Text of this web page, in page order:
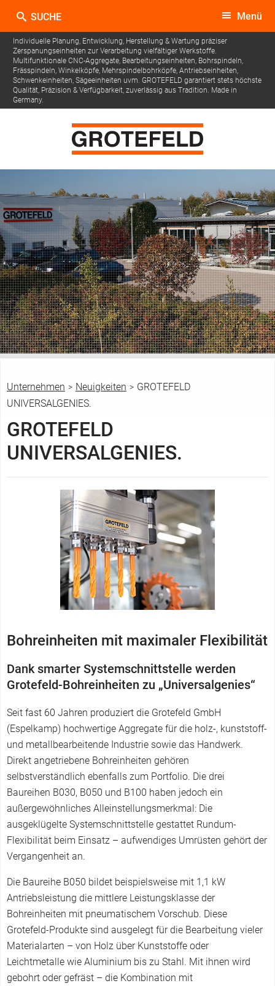
Menü
Individuelle Planung, Entwicklung, Herstellung & Wartung präziser
Zerspanungseinheiten zur Verarbeitung vielfältiger Werkstoffe.
Multifunktionale CNC-Aggregate, Bearbeitungseinheiten, Bohrspindeln,
Frässpindeln, Winkelköpfe, Mehrspindelbohrköpfe, Antriebseinheiten,
Schwenkeinheiten, Sägeeinheiten uvm. GROTEFELD garantiert stets höchste
Qualität, Präzision & Verfügbarkeit, zuverlässig aus Tradition. Made in
Germany.
S
e
s
i
n
Unternehmen > Neuigkeiten > GROTEFELD
UNIVERSALGENIES.
GROTEFELD
UNIVERSALGENIES.
Bohreinheiten mit maximaler Flexibilität
Dank smarter Systemschnittstelle werden
Grotefeld-Bohreinheiten zu „Universalgenies“
Seit fast 60 Jahren produziert die Grotefeld GmbH
(Espelkamp) hochwertige Aggregate für die holz-, kunststoff-
und metallbearbeitende Industrie sowie das Handwerk.
Direkt angetriebene Bohreinheiten gehören
selbstverständlich ebenfalls zum Portfolio. Die drei
Baureihen B030, B050 und B100 haben jedoch ein
außergewöhnliches Alleinstellungsmerkmal: Die
ausgeklügelte Systemschnittstelle gestattet Rundum-
Flexibilität beim Einsatz – aufwendiges Umrüsten gehört der
Vergangenheit an.
Die Baureihe B050 bildet beispielsweise mit 1,1 kW
Antriebsleistung die mittlere Leistungsklasse der
Bohreinheiten mit pneumatischem Vorschub. Diese
Grotefeld-Produkte sind ausgelegt für die Bearbeitung vieler
Materialarten – von Holz über Kunststoffe oder
Leichtmetalle wie Aluminium bis zu Stahl. Mit ihnen wird
gebohrt oder gefräst – die Kombination mit